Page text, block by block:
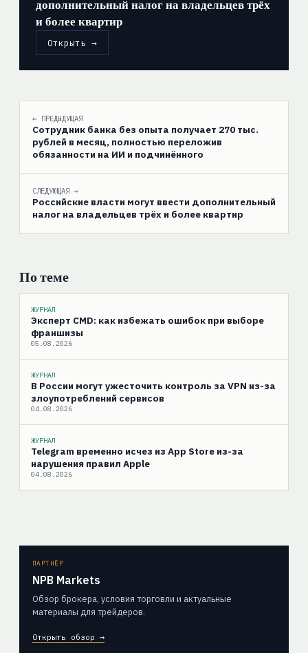
дополнительный налог на владельцев трёх
и более квартир
Открыть →
← ПРЕДЫДУЩАЯ
Сотрудник банка без опыта получает 270 тыс.
рублей в месяц, полностью переложив
обязанности на ИИ и подчинённого
СЛЕДУЮЩАЯ →
Российские власти могут ввести дополнительный
налог на владельцев трёх и более квартир
По теме
ЖУРНАЛ
Эксперт CMD: как избежать ошибок при выборе
франшизы
05.08.2026
ЖУРНАЛ
В России могут ужесточить контроль за VPN из-за
злоупотреблений сервисов
04.08.2026
ЖУРНАЛ
Telegram временно исчез из App Store из-за
нарушения правил Apple
04.08.2026
ПАРТНЁР
NPB Markets
Обзор брокера, условия торговли и актуальные
материалы для трейдеров.
Открыть обзор →